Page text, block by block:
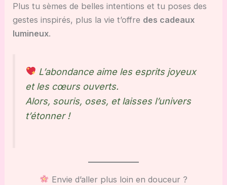
Plus tu sèmes de belles intentions et tu poses des
gestes inspirés, plus la vie t’offre des cadeaux
lumineux.
L’abondance aime les esprits joyeux
et les cœurs ouverts.
Alors, souris, oses, et laisses l’univers
t’étonner !
Envie d’aller plus loin en douceur ?